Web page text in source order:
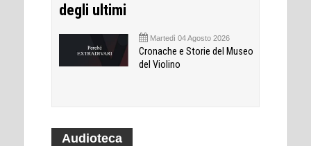
degli ultimi
Martedì 04 Agosto 2026
Cronache e Storie del Museo
del Violino
Audioteca